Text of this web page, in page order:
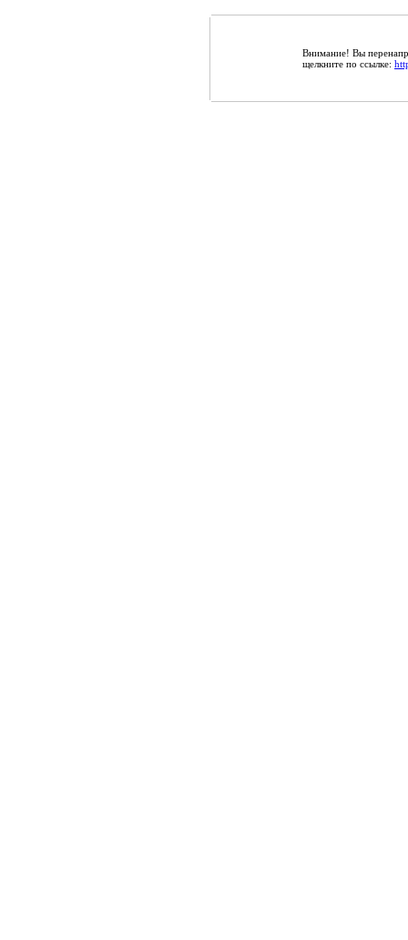
Внимание! Вы
щелкните по ссылке: